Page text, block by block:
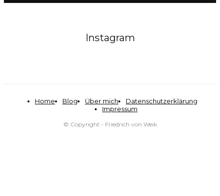
Instagram
Home Blog Über mich
Datenschutzerklärung
Impressum
© Copyright - Friedrich von Weik